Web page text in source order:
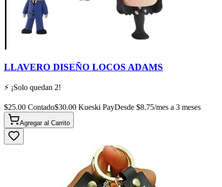
LLAVERO DISEÑO LOCOS ADAMS
⚡ ¡Solo quedan 2!
$25.00 Contado$30.00 Kueski PayDesde $8.75/mes a 3 meses
Agregar al Carrito